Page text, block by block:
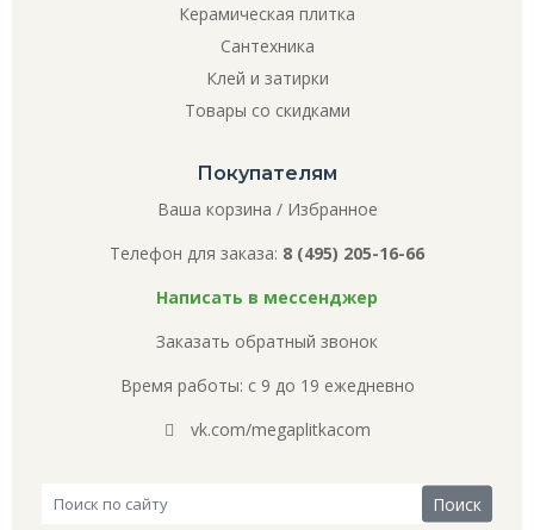
Керамическая плитка
Сантехника
Клей и затирки
Товары со скидками
Покупателям
Ваша корзина / Избранное
Телефон для заказа: 8 (495) 205-16-66
Написать в мессенджер
Заказать обратный звонок
Время работы: с 9 до 19 ежедневно
vk.com/megaplitkacom